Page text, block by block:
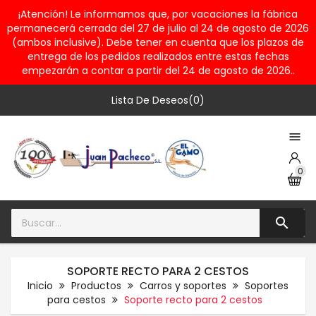
¡Atención! Le informamos que, por vacaciones la fábrica
permanecerá cerrada del 27 de julio al 24 de agosto de 2026
(ambos inclusive). Debe tener en cuenta que los plazos de
entrega de los pedidos realizados entre estas fechas
empezarán a contar a partir del 24 de agosto de 2026..
Lista De Deseos(0)

0

SOPORTE RECTO PARA 2 CESTOS
Inicio Productos Carros y soportes
Soportes
para cestos
Soporte recto para 2 cestos